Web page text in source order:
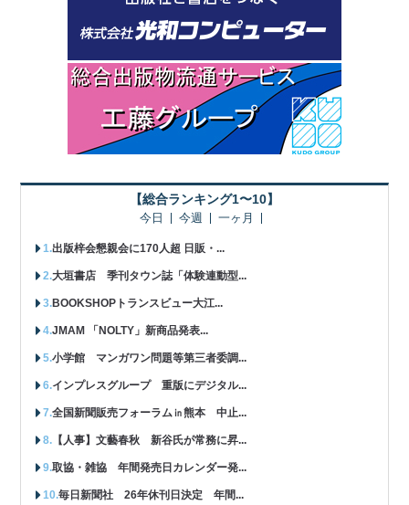
【総合ランキング1〜10】
今日 今週 一ヶ月
出版梓会懇親会に170人超 日販・...
大垣書店 季刊タウン誌「体験連動型...
BOOKSHOPトランスビュー大江...
JMAM 「NOLTY」新商品発表...
小学館 マンガワン問題等第三者委調...
インプレスグループ 重版にデジタル...
全国新聞販売フォーラム㏌熊本 中止...
【人事】文藝春秋 新谷氏が常務に昇...
取協・雑協 年間発売日カレンダー発...
毎日新聞社 26年休刊日決定 年間...